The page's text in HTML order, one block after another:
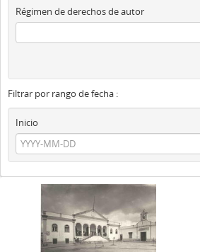
Régimen de derechos de autor
Filtrar por rango de fecha :
Inicio